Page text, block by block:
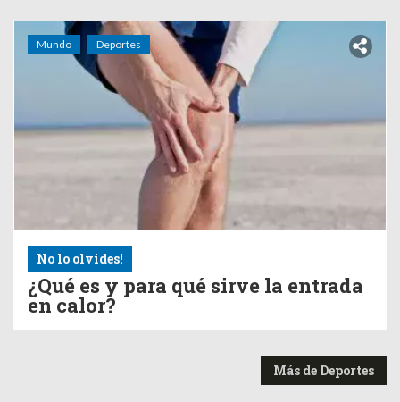
Mundo Deportes
No lo olvides!
¿Qué es y para qué sirve la entrada
en calor?
Más de Deportes